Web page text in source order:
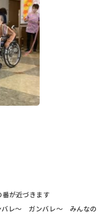
が近づきます
バレ～ みんなの